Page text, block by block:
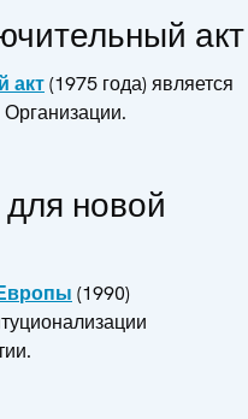
акт
акт(1975 года) является
новой
(1990)